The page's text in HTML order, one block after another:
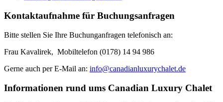
Kontaktaufnahme für Buchungsanfragen
Bitte stellen Sie Ihre Buchunganfragen telefonisch an:
Frau Kavalirek, Mobiltelefon (0178) 14 94 986
Gerne auch per E-Mail an: info@canadianluxurychalet.de
Informationen rund ums Canadian Luxury Chalet